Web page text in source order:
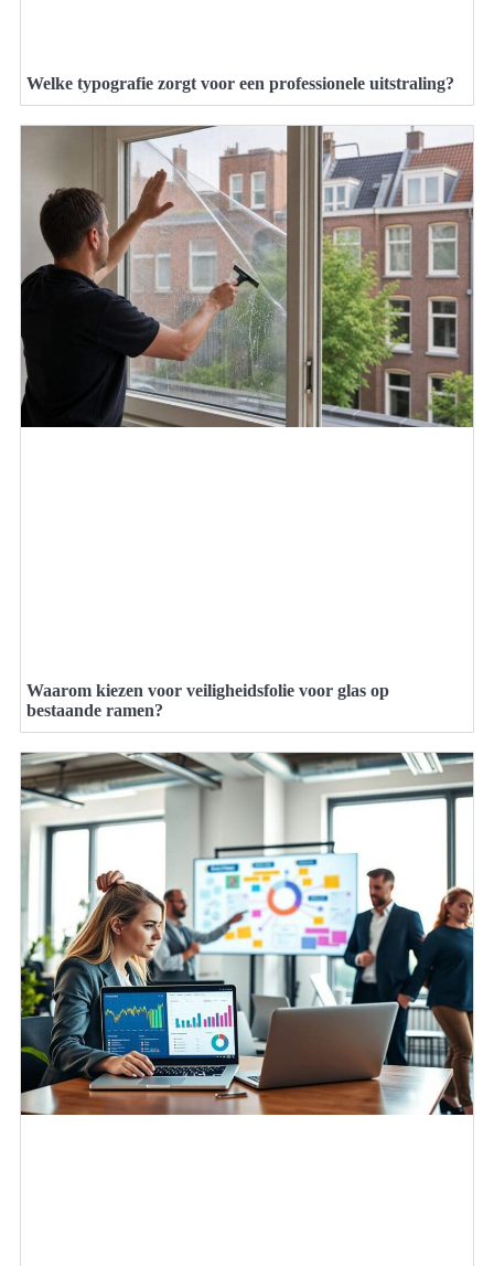
Welke typografie zorgt voor een professionele uitstraling?
Waarom kiezen voor veiligheidsfolie voor glas op
bestaande ramen?